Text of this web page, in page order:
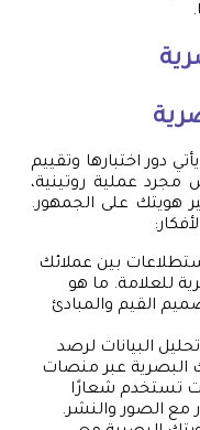
دور اختبارها وتقييم
مجرد عملية روتينية،
هويتك على الجمهور.
بين عملائك
للعلامة. ما هو
القيم والمبادئ
البيانات لرصد
البصرية عبر منصات
تستخدم شعارًا
مع الصور والنشر.